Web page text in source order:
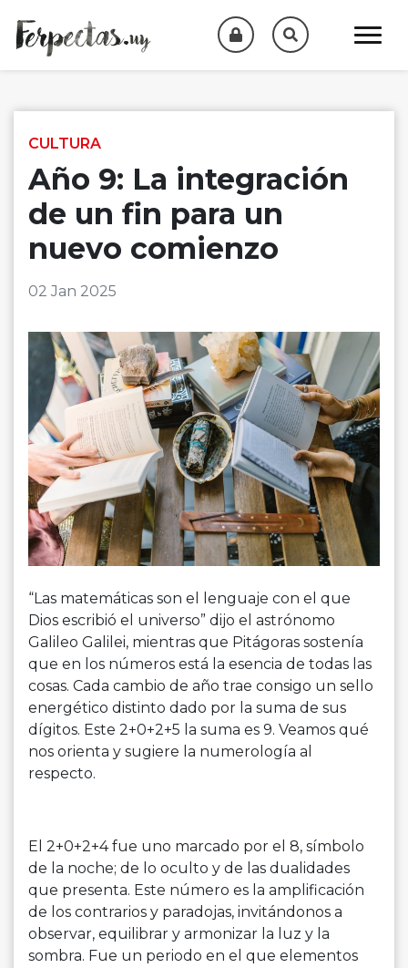
CULTURA
Año 9: La integración
de un fin para un
nuevo comienzo
02 Jan 2025
“Las matemáticas son el lenguaje con el que
Dios escribió el universo” dijo el astrónomo
Galileo Galilei, mientras que Pitágoras sostenía
que en los números está la esencia de todas las
cosas. Cada cambio de año trae consigo un sello
energético distinto dado por la suma de sus
dígitos. Este 2+0+2+5 la suma es 9. Veamos qué
nos orienta y sugiere la numerología al
respecto.
El 2+0+2+4 fue uno marcado por el 8, símbolo
de la noche; de lo oculto y de las dualidades
que presenta. Este número es la amplificación
de los contrarios y paradojas, invitándonos a
observar, equilibrar y armonizar la luz y la
sombra. Fue un periodo en el que elementos